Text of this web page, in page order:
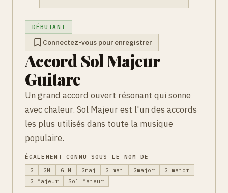
DÉBUTANT
Connectez-vous pour enregistrer
Accord Sol Majeur
Guitare
Un grand accord ouvert résonant qui sonne
avec chaleur. Sol Majeur est l'un des accords
les plus utilisés dans toute la musique
populaire.
ÉGALEMENT CONNU SOUS LE NOM DE
G
GM G M Gmaj G maj Gmajor
G major
G Majeur
Sol Majeur